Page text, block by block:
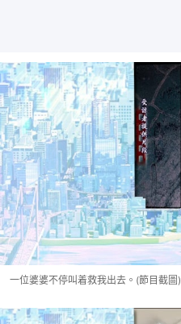
一位婆婆不停叫着救我出去。(節目截圖)